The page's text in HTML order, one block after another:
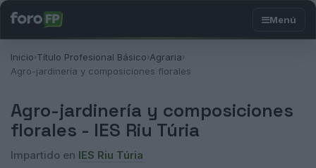
Inicio›Título Profesional Básico›Agraria›
Agro-jardinería y composiciones florales
Agro-jardinería y composiciones
florales - IES Riu Túria
Impartido en IES Riu Túria